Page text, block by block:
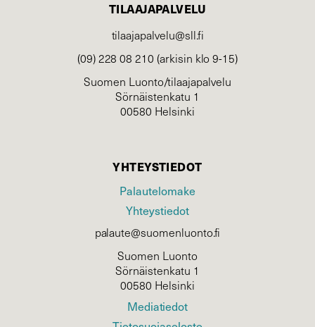
TILAAJAPALVELU
tilaajapalvelu@sll.fi
(09) 228 08 210 (arkisin klo 9-15)
Suomen Luonto/tilaajapalvelu
Sörnäistenkatu 1
00580 Helsinki
YHTEYSTIEDOT
Palautelomake
Yhteystiedot
palaute@suomenluonto.fi
Suomen Luonto
Sörnäistenkatu 1
00580 Helsinki
Mediatiedot